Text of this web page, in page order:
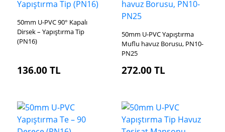
50mm U-PVC 90° Kapalı
Dirsek – Yapıştırma Tip
(PN16)
136.00TL
50mm U-PVC Yapıştırma
Muflu havuz Borusu, PN10-
PN25
272.00TL